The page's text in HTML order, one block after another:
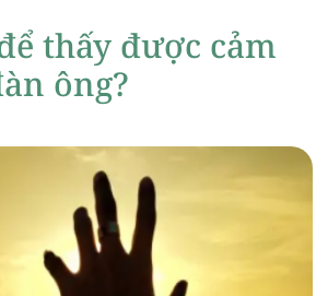
thấy được cảm
ông?